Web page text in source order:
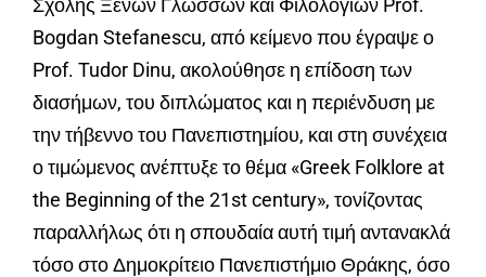
Σχολής Ξένων Γλωσσών και Φιλολογιών Prof.
Bogdan Stefanescu, από κείμενο που έγραψε ο
Prof. Tudor Dinu, ακολούθησε η επίδοση των
διασήμων, του διπλώματος και η περιένδυση με
την τήβεννο του Πανεπιστημίου, και στη συνέχεια
ο τιμώμενος ανέπτυξε το θέμα «Greek Folklore at
the Beginning of the 21st century», τονίζοντας
παραλλήλως ότι η σπουδαία αυτή τιμή αντανακλά
τόσο στο Δημοκρίτειο Πανεπιστήμιο Θράκης, όσο